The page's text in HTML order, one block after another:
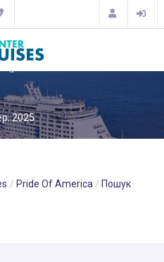
2025
Pride Of America Пошук